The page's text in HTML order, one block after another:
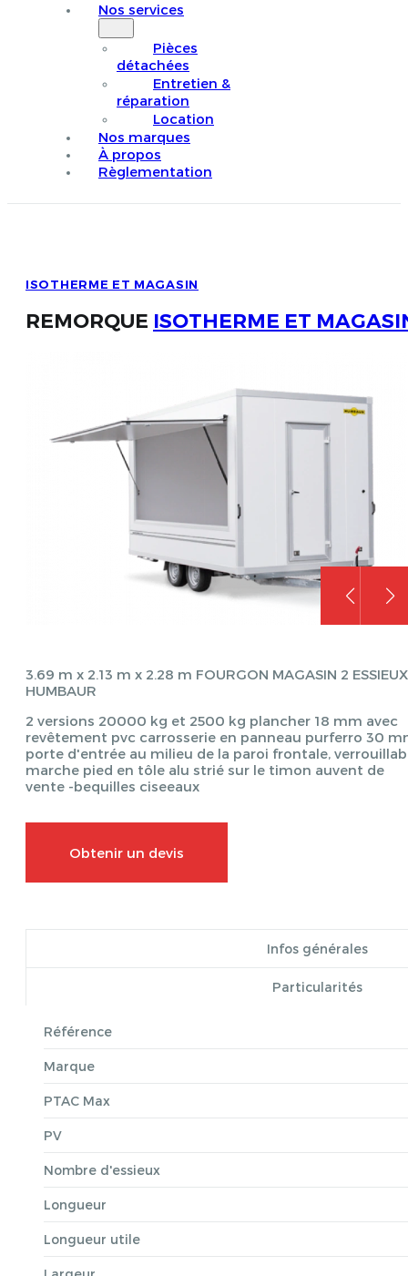
Nos services
Pièces
détachées
Entretien &
réparation
Location
Nos marques
À propos
Règlementation
ISOTHERME ET MAGASIN
REMORQUE ISOTHERME ET
3.69 m x 2.13 m x 2.28 m FOURGON MAGASIN 2 ESSIEUX
HUMBAUR
2 versions 20000 kg et 2500 kg plancher 18 mm avec
revêtement pvc carrosserie en panneau purferro 30
porte d'entrée au milieu de la paroi frontale,
marche pied en tôle alu strié sur le timon auvent de
vente -bequilles ciseeaux
Obtenir un devis
Infos générales
Particularités
Référence
Marque
PTAC Max
PV
Nombre d'essieux
Longueur
Longueur utile